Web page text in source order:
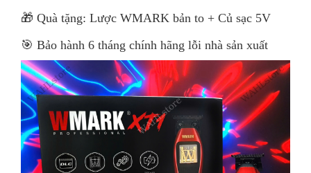
🎁 Quà tặng: Lược WMARK bản to + Củ sạc 5V
🎯 Bảo hành 6 tháng chính hãng lỗi nhà sản xuất